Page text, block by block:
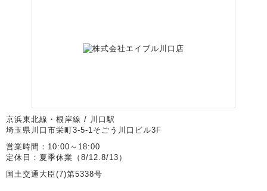
京浜東北線・根岸線 / 川口駅
埼玉県川口市栄町3-5-1そごう川口ビル3F
営業時間：10:00～18:00
定休日：夏季休業（8/12.8/13）
国土交通大臣(7)第5338号